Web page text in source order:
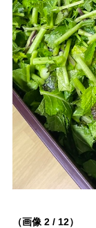
（画像 2 / 12）